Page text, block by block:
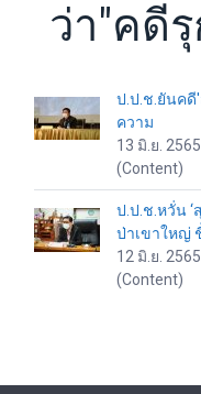
ว่า"คดี
ป.ป.ช.ยันคดี
ความ
13 มิ.ย. 2565
(Content)
ป.ป.ช.หวั่น
ป่าเขาใหญ่
12 มิ.ย. 2565
(Content)